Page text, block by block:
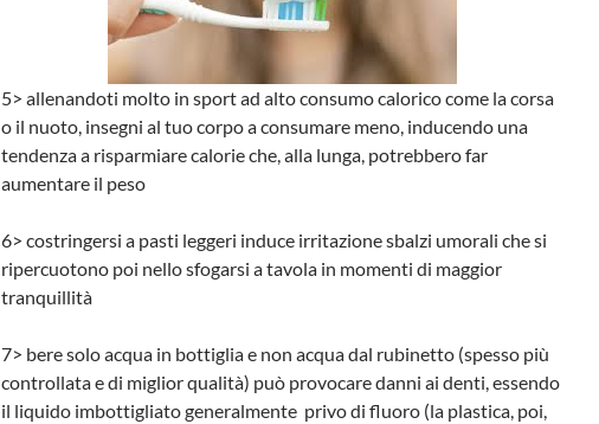
5> allenandoti molto in sport ad alto consumo calorico come la corsa
o il nuoto, insegni al tuo corpo a consumare meno, inducendo una
tendenza a risparmiare calorie che, alla lunga, potrebbero far
aumentare il peso
6> costringersi a pasti leggeri induce irritazione sbalzi umorali che si
ripercuotono poi nello sfogarsi a tavola in momenti di maggior
tranquillità
7> bere solo acqua in bottiglia e non acqua dal rubinetto (spesso più
controllata e di miglior qualità) può provocare danni ai denti, essendo
il liquido imbottigliato generalmente privo di fluoro (la plastica, poi,